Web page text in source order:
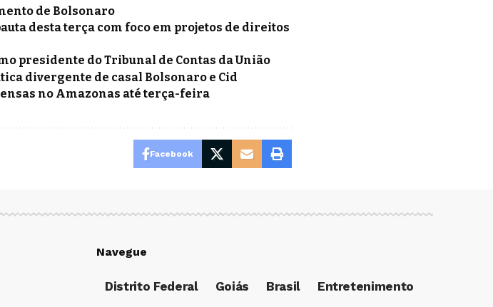
de Bolsonaro
desta terça com foco em projetos de direitos
presidente do Tribunal de Contas da União
divergente de casal Bolsonaro e Cid
no Amazonas até terça-feira
Facebook
Navegue
Distrito Federal Goiás Brasil Entretenimento